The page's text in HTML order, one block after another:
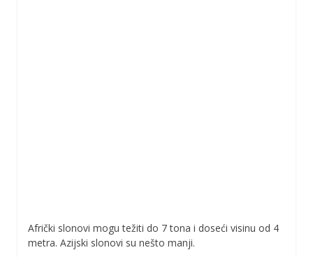
Afrički slonovi mogu težiti do 7 tona i doseći visinu od 4
metra. Azijski slonovi su nešto manji.